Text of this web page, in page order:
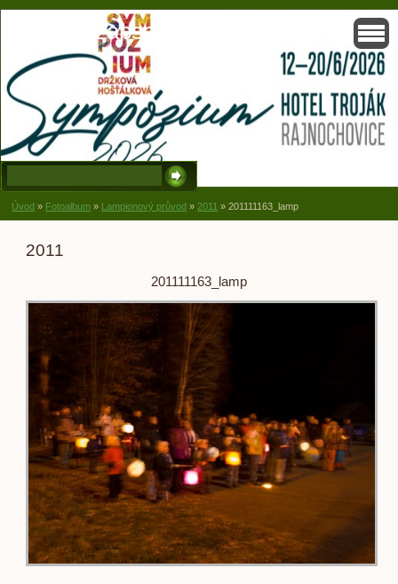
Solisko, zapsaný spolek, Držková
Úvod » Fotoalbum » Lampionový průvod » 2011 » 201111163_lamp
2011
201111163_lamp